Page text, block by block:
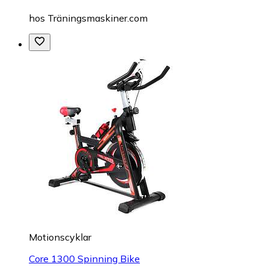
hos Träningsmaskiner.com
Motionscyklar
Core 1300 Spinning Bike